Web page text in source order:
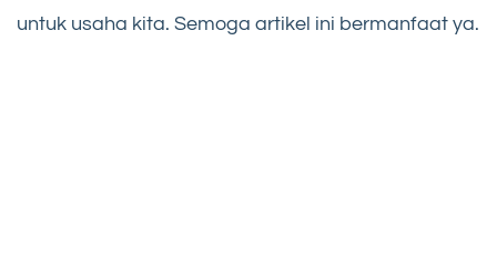
untuk usaha kita. Semoga artikel ini bermanfaat ya.